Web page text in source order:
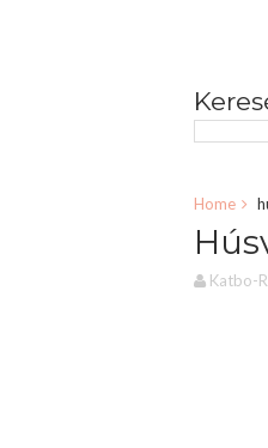
Home
Katbo-